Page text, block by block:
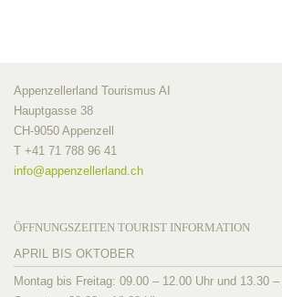
Appenzellerland Tourismus AI
Hauptgasse 38
CH-9050 Appenzell
T +41 71 788 96 41
info@appenzellerland.ch
ÖFFNUNGSZEITEN TOURIST INFORMATION
APRIL BIS OKTOBER
Montag bis Freitag: 09.00 – 12.00 Uhr und 13.30